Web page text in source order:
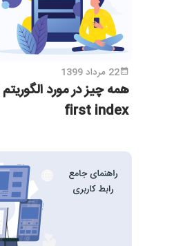
22 مرداد 1399
first index